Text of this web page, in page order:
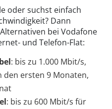
oder suchst einfach
Dann
bei Vodafone
und Telefon-Flat:
: bis zu 1.000 Mbit/s,
den ersten 9 Monaten,
: bis zu 600 Mbit/s für